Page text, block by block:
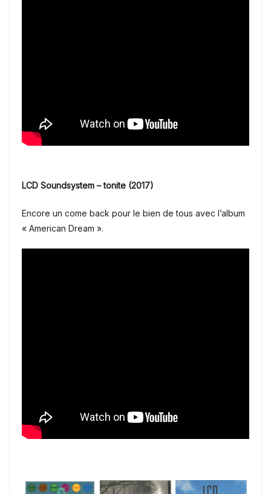
LCD Soundsystem – tonite (2017)
Encore un come back pour le bien de tous avec l’album
« American Dream ».